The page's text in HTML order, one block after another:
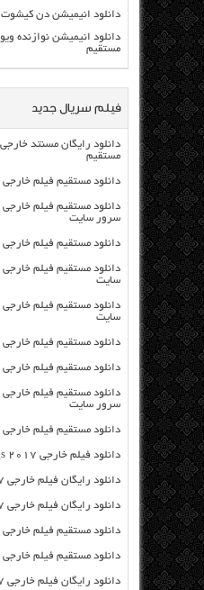
دانلود انیمیشن دن کیشوت ۲۰۰۷ با لینک مستقیم
مستقیم
فیلم سریال جدید
مستقیم
دانلود مستقیم فیلم خارجی OK Jaanu 2017 از سرور سایت
سرور سایت
دانلود مستقیم فیلم خارجی Cross Wars 2017 از سرور سایت
سایت
سایت
دانلود مستقیم فیلم خارجی Zeroville 2017 از سرور سایت
دانلود مستقیم فیلم خارجی The Mummy 2017 از سرور سایت
سرور سایت
دانلود مستقیم فیلم خارجی Running Wild 2017 از سرور سایت
دانلود فیلم خارجی Rings 2017 از سرور سایت
دانلود رایگان فیلم خارجی Dunkirk 2017 با لینک مستقیم
دانلود رایگان فیلم خارجی Eloise 2017 با لینک مستقیم
دانلود مستقیم فیلم خارجی Essex Heist 2017 از سرور سایت
دانلود مستقیم فیلم خارجی Get the Girl 2017 از سرور سایت
دانلود رایگان فیلم خارجی iBoy 2017 با لینک مستقیم